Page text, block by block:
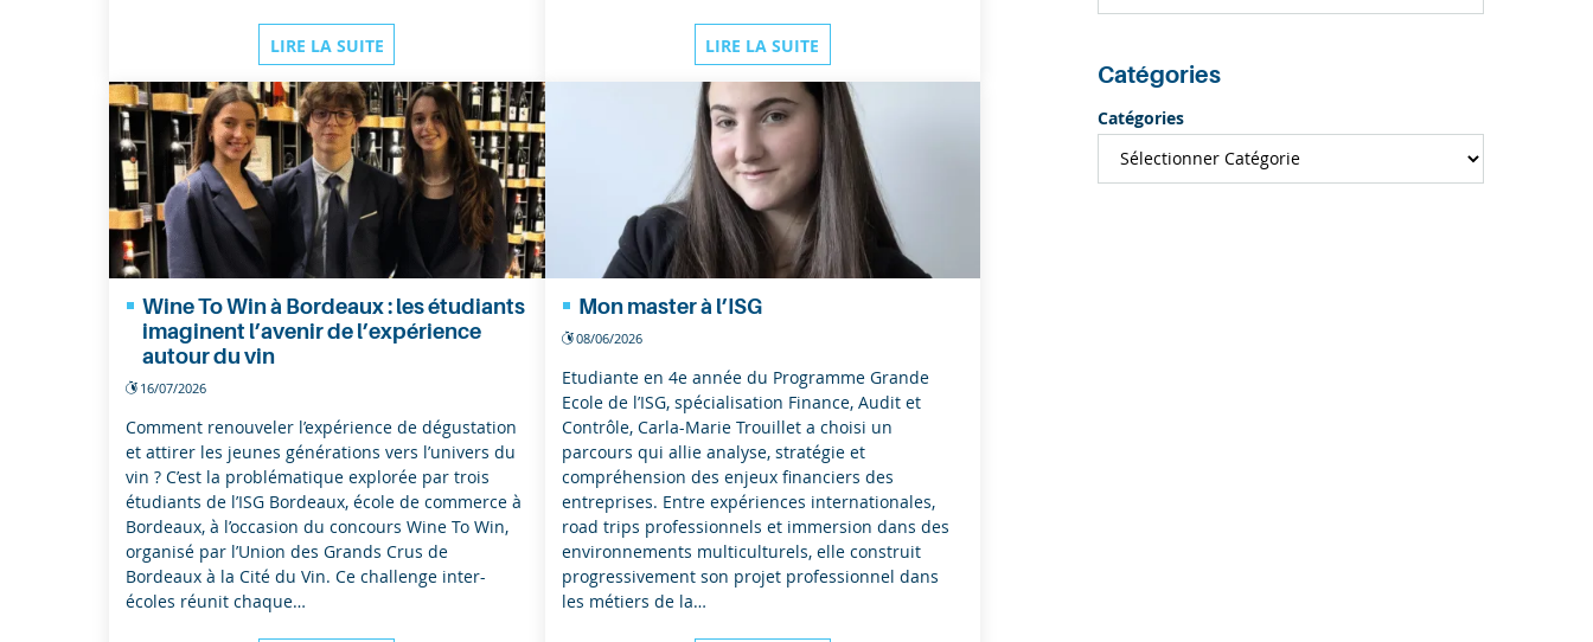
LIRE LA SUITE LIRE LA SUITE
Wine To Win à Bordeaux : les étudiants
imaginent l’avenir de l’expérience
autour du vin
16/07/2026
Comment renouveler l’expérience de dégustation
et attirer les jeunes générations vers l’univers du
vin ? C’est la problématique explorée par trois
étudiants de l’ISG Bordeaux, école de commerce à
Bordeaux, à l’occasion du concours Wine To Win,
organisé par l’Union des Grands Crus de
Bordeaux à la Cité du Vin. Ce challenge inter-
écoles réunit chaque…
Mon master à l’ISG
08/06/2026
Etudiante en 4e année du Programme Grande
Ecole de l’ISG, spécialisation Finance, Audit et
Contrôle, Carla-Marie Trouillet a choisi un
parcours qui allie analyse, stratégie et
compréhension des enjeux financiers des
entreprises. Entre expériences internationales,
road trips professionnels et immersion dans des
environnements multiculturels, elle construit
progressivement son projet professionnel dans
les métiers de la…
Catégories
Catégories